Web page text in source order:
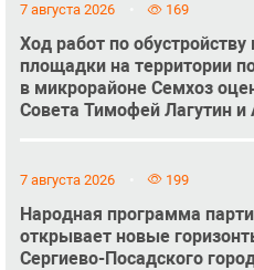
7 августа 2026 169
Ход работ по
площадки на территории
в микрорайоне Семхоз
Совета Тимофей Лагутин и
7 августа 2026 199
Народная программа
открывает новые
Сергиево-Посадского